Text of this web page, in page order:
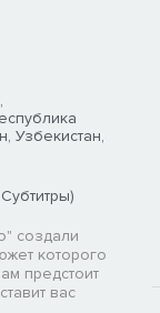
Узбекистан,
создали
которого
предстоит
вас